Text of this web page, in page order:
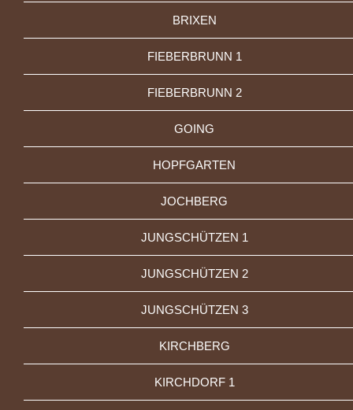
BRIXEN
FIEBERBRUNN 1
FIEBERBRUNN 2
GOING
HOPFGARTEN
JOCHBERG
JUNGSCHÜTZEN 1
JUNGSCHÜTZEN 2
JUNGSCHÜTZEN 3
KIRCHBERG
KIRCHDORF 1